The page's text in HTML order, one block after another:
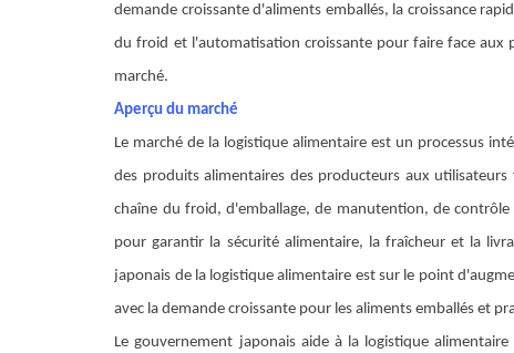
demande croissante d'aliments emballés, la croissance
du froid et l'automatisation croissante pour faire face aux
marché.
Aperçu du marché
Le marché de la logistique alimentaire est un processus
des produits alimentaires des producteurs aux
chaîne du froid, d'emballage, de manutention, de
pour garantir la sécurité alimentaire, la fraîcheur et la
japonais de la logistique alimentaire est sur le point
avec la demande croissante pour les aliments emballés et
Le gouvernement japonais aide à la logistique